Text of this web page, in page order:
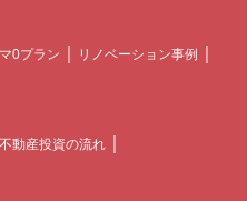
0プラン
リノベーション事例
不動産投資の流れ